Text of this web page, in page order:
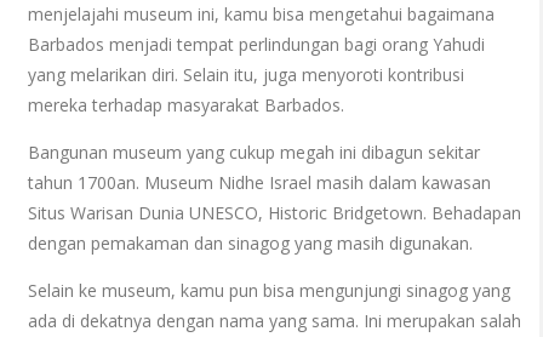
menjelajahi museum ini, kamu bisa mengetahui bagaimana
Barbados menjadi tempat perlindungan bagi orang Yahudi
yang melarikan diri. Selain itu, juga menyoroti kontribusi
mereka terhadap masyarakat Barbados.
Bangunan museum yang cukup megah ini dibagun sekitar
tahun 1700an. Museum Nidhe Israel masih dalam kawasan
Situs Warisan Dunia UNESCO, Historic Bridgetown. Behadapan
dengan pemakaman dan sinagog yang masih digunakan.
Selain ke museum, kamu pun bisa mengunjungi sinagog yang
ada di dekatnya dengan nama yang sama. Ini merupakan salah